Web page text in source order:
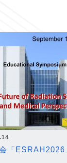
「ESRAH2026